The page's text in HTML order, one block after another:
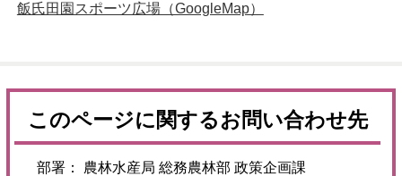
飯氏田園スポーツ広場（GoogleMap）
このページに関するお問い合わせ先
部署： 農林水産局 総務農林部 政策企画課